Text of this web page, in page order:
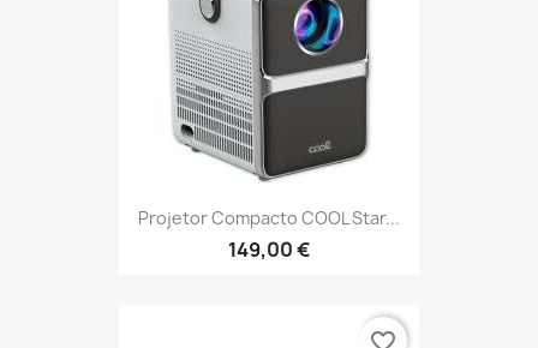
Projetor Compacto COOL Star...
149,00 €
favorite_border